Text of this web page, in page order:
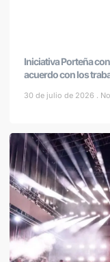
Iniciativa Porteña
acuerdo con los
30 de julio de 2026